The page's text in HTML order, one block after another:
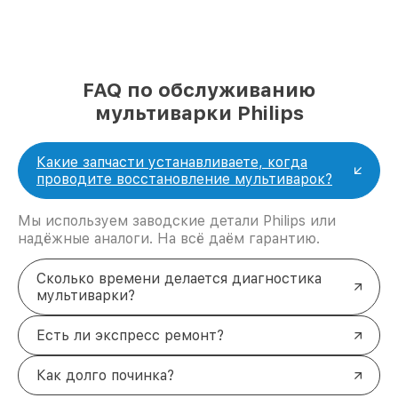
FAQ по обслуживанию
мультиварки Philips
Какие запчасти устанавливаете, когда
проводите восстановление мультиварок?
Мы используем заводские детали Philips или
надёжные аналоги. На всё даём гарантию.
Сколько времени делается диагностика
мультиварки?
Есть ли экспресс ремонт?
Как долго починка?